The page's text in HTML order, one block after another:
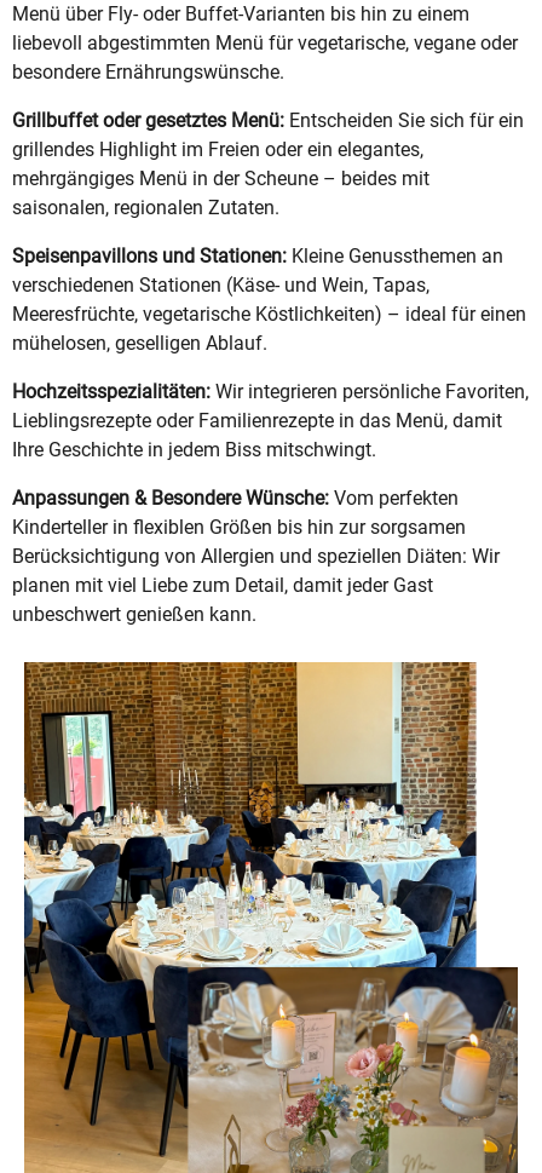
Menü über Fly- oder Buffet-Varianten bis hin zu einem
liebevoll abgestimmten Menü für vegetarische, vegane oder
besondere Ernährungswünsche.
Grillbuffet oder gesetztes Menü: Entscheiden Sie sich für ein
grillendes Highlight im Freien oder ein elegantes,
mehrgängiges Menü in der Scheune – beides mit
saisonalen, regionalen Zutaten.
Speisenpavillons und Stationen: Kleine Genussthemen an
verschiedenen Stationen (Käse- und Wein, Tapas,
Meeresfrüchte, vegetarische Köstlichkeiten) – ideal für einen
mühelosen, geselligen Ablauf.
Hochzeitsspezialitäten: Wir integrieren persönliche Favoriten,
Lieblingsrezepte oder Familienrezepte in das Menü, damit
Ihre Geschichte in jedem Biss mitschwingt.
Anpassungen & Besondere Wünsche: Vom perfekten
Kinderteller in flexiblen Größen bis hin zur sorgsamen
Berücksichtigung von Allergien und speziellen Diäten: Wir
planen mit viel Liebe zum Detail, damit jeder Gast
unbeschwert genießen kann.